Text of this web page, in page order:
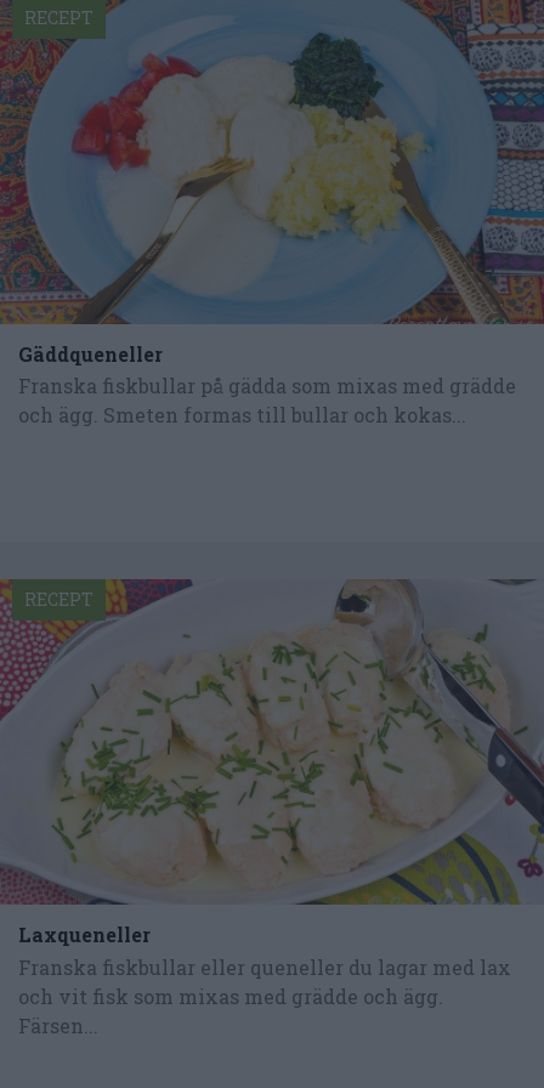
Gäddqueneller
Franska fiskbullar på gädda som mixas med grädde
och ägg. Smeten formas till bullar och kokas...
RECEPT
Laxqueneller
Franska fiskbullar eller queneller du lagar med lax
och vit fisk som mixas med grädde och ägg.
Färsen...
RECEPT